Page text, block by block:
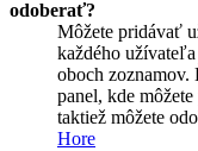
odoberať?
Môžete pridávať
každého
oboch
panel, kde
taktiež môžete
Hore